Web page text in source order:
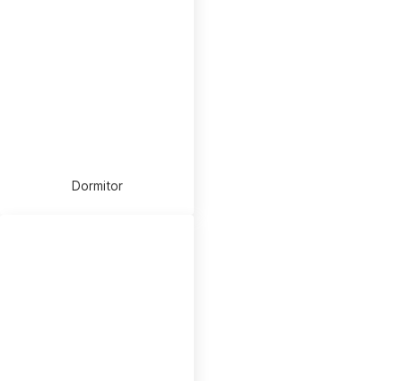
Dormitor